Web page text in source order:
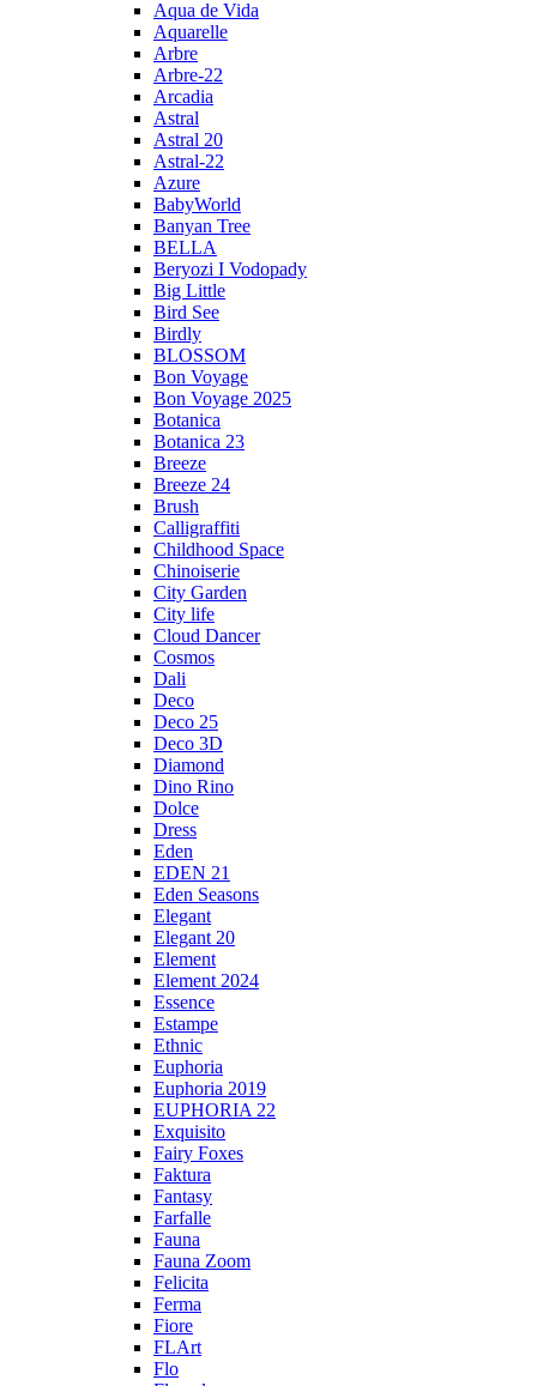
Aqua de Vida
Aquarelle
Arbre
Arbre-22
Arcadia
Astral
Astral 20
Astral-22
Azure
BabyWorld
Banyan Tree
BELLA
Beryozi I Vodopady
Big Little
Bird See
Birdly
BLOSSOM
Bon Voyage
Bon Voyage 2025
Botanica
Botanica 23
Breeze
Breeze 24
Brush
Calligraffiti
Childhood Space
Chinoiserie
City Garden
City life
Cloud Dancer
Cosmos
Dali
Deco
Deco 25
Deco 3D
Diamond
Dino Rino
Dolce
Dress
Eden
EDEN 21
Eden Seasons
Elegant
Elegant 20
Element
Element 2024
Essence
Estampe
Ethnic
Euphoria
Euphoria 2019
EUPHORIA 22
Exquisito
Fairy Foxes
Faktura
Fantasy
Farfalle
Fauna
Fauna Zoom
Felicita
Ferma
Fiore
FLArt
Flo